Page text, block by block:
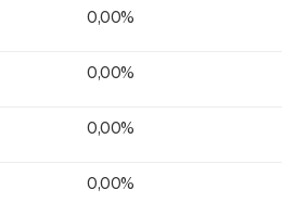
0,00%
0,00%
0,00%
0,00%